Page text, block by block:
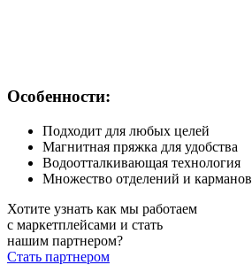
Особенности:
Подходит для любых целей
Магнитная пряжка для удобства
Водоотталкивающая технология
Множество отделений и карманов
Хотите узнать как мы работаем
с маркетплейсами и стать
нашим партнером?
Стать партнером